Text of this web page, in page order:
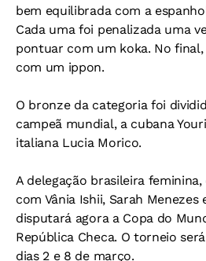
bem equilibrada com a
Cada uma foi penalizada uma
pontuar com um koka. No final,
com um ippon.
O bronze da categoria foi
campeã mundial, a cubana
italiana Lucia Morico.
A delegação brasileira
com Vânia Ishii, Sarah Menezes
disputará agora a Copa do
República Checa. O torneio
dias 2 e 8 de março.